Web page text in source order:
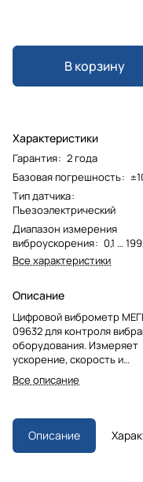
В корзину
Характеристики
Гарантия: 2 года
Базовая погрешность:
Тип датчика:
Пьезоэлектрический
Диапазон измерения
виброускорения: 0,1 …
Все характеристики
Описание
Цифровой виброметр
09632 для контроля
оборудования. Измеряет
ускорение, скорость и
амплитуду смещения.
цветным дисплеем,
сохранения данных.
частотных диапазона, два
наконечника в комплекте
Все описание
Описание